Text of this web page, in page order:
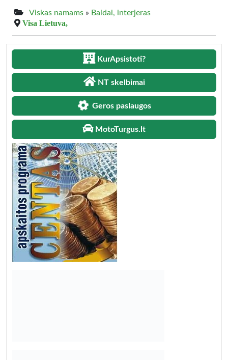
Viskas namams » Baldai, interjeras
Visa Lietuva,
KurApsistoti?
NT skelbimai
Geros paslaugos
MotoTurgus.lt